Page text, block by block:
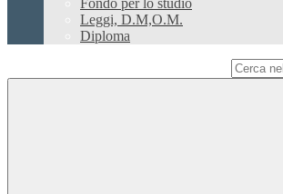
Fondo per lo studio
Leggi, D.M,O.M.
Diploma